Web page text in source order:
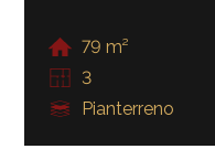
79 m²
3
Pianterreno